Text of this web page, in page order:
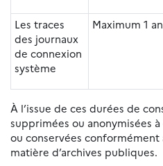
Les traces
des journaux
de connexion
système
Maximum 1 an
À l’issue de ces durées de
supprimées ou anonymisées
ou conservées conformément
matière d’archives publiques.